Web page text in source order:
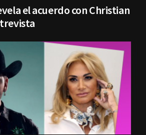
el acuerdo con Christian